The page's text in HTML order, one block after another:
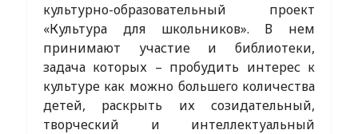
культурно-образовательный проект
«Культура для школьников». В нем
принимают участие и библиотеки,
задача которых – пробудить интерес к
культуре как можно большего количества
детей, раскрыть их созидательный,
творческий и интеллектуальный